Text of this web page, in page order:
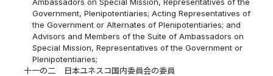
Government, Plenipotentiaries; Acting Representatives of
the Government or Alternates of Plenipotentiaries; and
Advisors and Members of the Suite of Ambassadors on
Special Mission, Representatives of the Government or
Plenipotentiaries;
十一の二
日本ユネスコ国内委員会の委員